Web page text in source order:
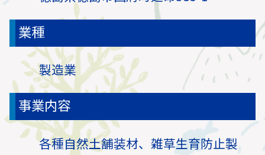
業種
製造業
事業内容
各種自然土舗装材、雑草生育防止製